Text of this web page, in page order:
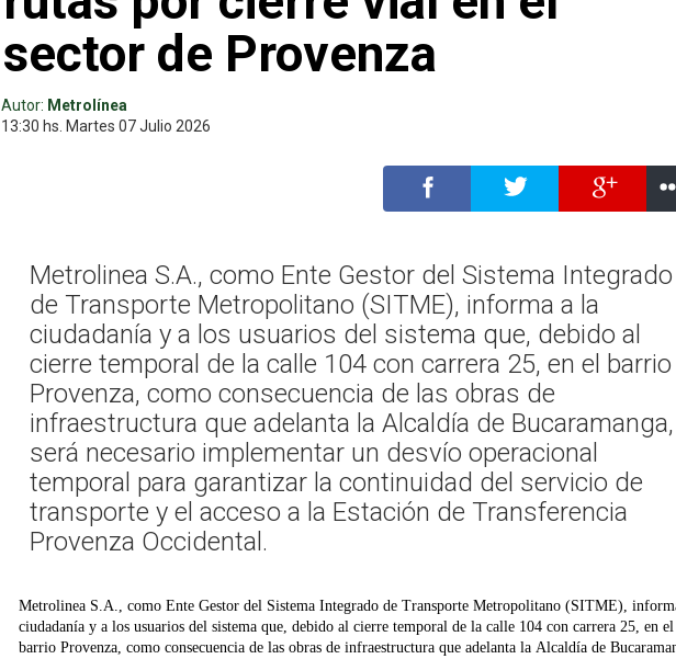
sector de Provenza
Autor: Metrolínea
13:30 hs. Martes 07 Julio 2026
Metrolinea S.A., como Ente Gestor del Sistema Integrado
de Transporte Metropolitano (SITME), informa a la
ciudadanía y a los usuarios del sistema que, debido al
cierre temporal de la calle 104 con carrera 25, en el barrio
Provenza, como consecuencia de las obras de
infraestructura que adelanta la Alcaldía de Bucaramanga,
será necesario implementar un desvío operacional
temporal para garantizar la continuidad del servicio de
transporte y el acceso a la Estación de Transferencia
Provenza Occidental.
Metrolinea S.A., como Ente Gestor del Sistema Integrado de Transporte Metropolitano (SITME),
ciudadanía y a los usuarios del sistema que, debido al cierre temporal de la calle 104 con carrera 25, en el
barrio Provenza, como consecuencia de las obras de infraestructura que adelanta la Alcaldía de